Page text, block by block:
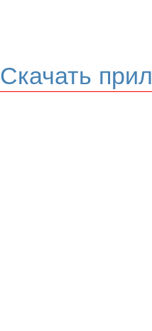
Скачать